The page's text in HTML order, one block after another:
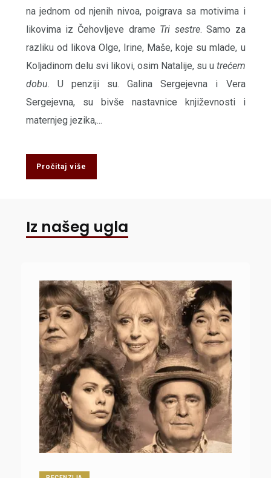
na jednom od njenih nivoa, poigrava sa motivima i
likovima iz Čehovljeve drame Tri sestre. Samo za
razliku od likova Olge, Irine, Maše, koje su mlade, u
Koljadinom delu svi likovi, osim Natalije, su u trećem
dobu. U penziji su. Galina Sergejevna i Vera
Sergejevna, su bivše nastavnice književnosti i
maternjeg jezika,...
Pročitaj više
Iz našeg ugla